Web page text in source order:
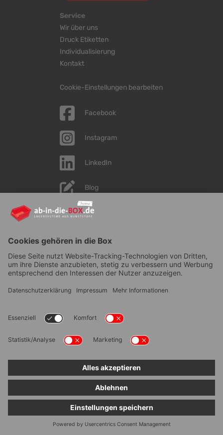
Service
Wir über uns
Druck Etiketten
Individualisierung
Kontakt
Cookie-Einstellungen bearbeiten
Facebook
Instagram
LinkedIn
Blog
YouTube
Bestellvorgang|Impressum|Information zur
Barrierefreiheit
© ab-in-die-BOX 2026